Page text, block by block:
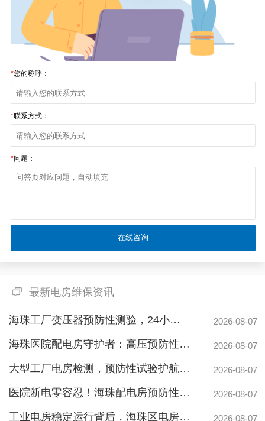
*您的称呼：
*联系方式：
*问题：
最新电房维保资讯
海珠工厂变压器预防性测验，24小时生产不断电的守护神 2026-08-07
海珠医院配电房守护者：高压预防性试验如何规避呼吸机停摆风险 2026-08-07
大型工厂电房检测，预防性试验护航24h连续生产 2026-08-07
医院断电零容忍！海珠配电房预防性检测如何守住生命线？ 2026-08-07
工业电房稳定运行背后，海珠区电房维护公司如何守护写字楼与工厂用电安全 2026-08-07